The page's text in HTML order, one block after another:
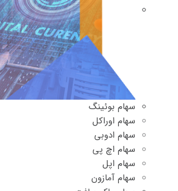
سهام بوئینگ
سهام اوراکل
سهام ادوبی
سهام اچ پی
سهام اپل
سهام آمازون